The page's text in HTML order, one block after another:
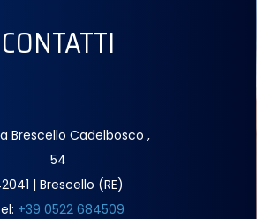
CONTATTI
Brescello Cadelbosco ,
54
| Brescello (RE)
+39 0522 684509